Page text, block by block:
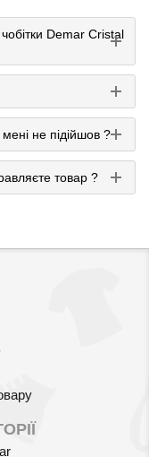
Demar Cristal
не підійшов ?
товар ?